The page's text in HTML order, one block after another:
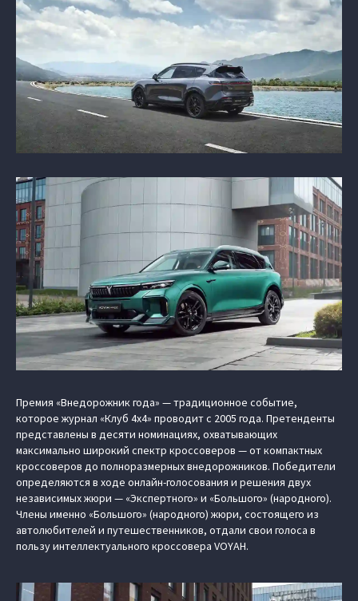
Премия «Внедорожник года» — традиционное событие,
которое журнал «Клуб 4х4» проводит с 2005 года. Претенденты
представлены в десяти номинациях, охватывающих
максимально широкий спектр кроссоверов — от компактных
кроссоверов до полноразмерных внедорожников. Победители
определяются в ходе онлайн-голосования и решения двух
независимых жюри — «Экспертного» и «Большого» (народного).
Члены именно «Большого» (народного) жюри, состоящего из
автолюбителей и путешественников, отдали свои голоса в
пользу интеллектуального кроссовера VOYAH.